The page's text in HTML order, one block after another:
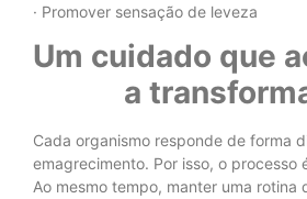
· Promover sensação de leveza
Um cuidado que
a
Cada organismo responde de forma
emagrecimento. Por isso, o processo
Ao mesmo tempo, manter uma rotina